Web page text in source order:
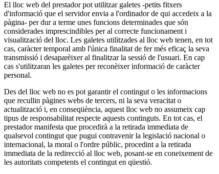
El lloc web del prestador pot utilitzar galetes -petits fitxers
d'informació que el servidor envia a l'ordinador de qui accedeix a la
pàgina- per dur a terme unes funcions determinades que són
considerades imprescindibles per al correcte funcionament i
visualització del lloc. Les galetes utilitzades al lloc web tenen, en tot
cas, caràcter temporal amb l'única finalitat de fer més eficaç la seva
transmissió i desaparèixer al finalitzar la sessió de l'usuari. En cap
cas s'utilitzaran les galetes per reconèixer informació de caràcter
personal.
Des del lloc web no es pot garantir el contingut o les informacions
que recullin pàgines webs de tercers, ni la seva veracitat o
actualització i, en conseqüència, aquest lloc web no assumeix cap
tipus de responsabilitat respecte aquests continguts. En tot cas, el
prestador manifesta que procedirà a la retirada immediata de
qualsevol contingut que pugui contravenir la legislació nacional o
internacional, la moral o l'ordre públic, procedint a la retirada
immediata de la redirecció al lloc web, posant-se en coneixement de
les autoritats competents el contingut en qüestió.